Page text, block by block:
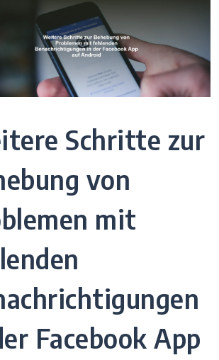
Schritte zur
von
mit
Facebook App